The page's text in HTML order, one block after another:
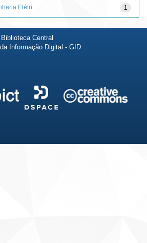
1
Elétri...
Central
Informação Digital - GID